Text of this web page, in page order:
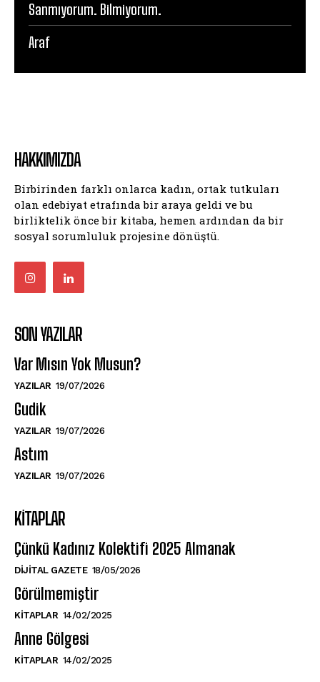
Sanmıyorum. Bilmiyorum.
Araf
HAKKIMIZDA
Birbirinden farklı onlarca kadın, ortak tutkuları
olan edebiyat etrafında bir araya geldi ve bu
birliktelik önce bir kitaba, hemen ardından da bir
sosyal sorumluluk projesine dönüştü.
SON YAZILAR
Var Mısın Yok Musun?
YAZILAR 19/07/2026
Gudik
YAZILAR 19/07/2026
Astım
YAZILAR 19/07/2026
KITAPLAR
Çünkü Kadınız Kolektifi 2025 Almanak
DIJITAL GAZETE 18/05/2026
Görülmemiştir
KITAPLAR 14/02/2025
Anne Gölgesi
KITAPLAR 14/02/2025